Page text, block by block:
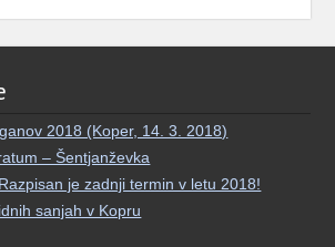
raziskovanje izkušenj, ki
težko ubesediti.
aplikacijo Oneiro.
sanjski dnevnik, ki poleg
tudi AI interpretacijo san
2018 (Koper, 14. 3. 2018)
– Šentjanževka
je zadnji termin v letu 2018!
sanjah v Kopru